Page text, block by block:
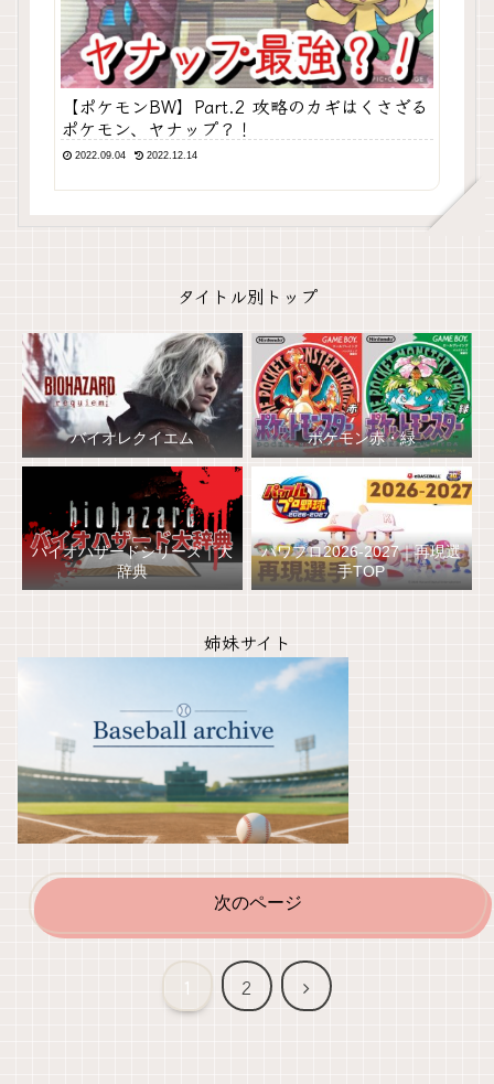
【ポケモンBW】Part.2 攻略のカギはくさざる
ポケモン、ヤナップ？！
2022.09.04 2022.12.14
タイトル別トップ
バイオレクイエム ポケモン赤・緑
バイオハザードシリーズ｜大
辞典
パワプロ2026-2027｜再現選
手TOP
姉妹サイト
次のページ
1 2
次